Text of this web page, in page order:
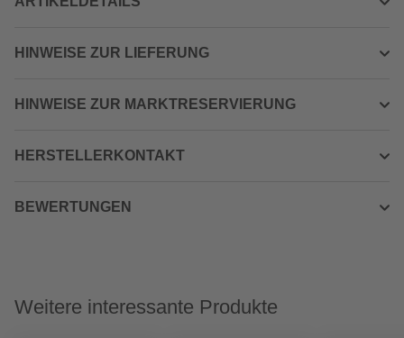
HINWEISE ZUR LIEFERUNG
HINWEISE ZUR MARKTRESERVIERUNG
HERSTELLERKONTAKT
BEWERTUNGEN
Weitere interessante Produkte